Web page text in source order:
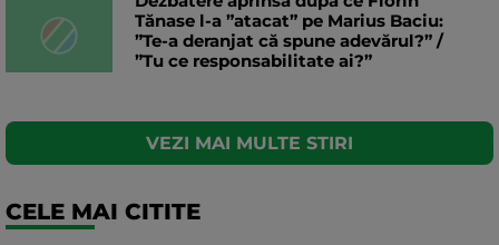
Tănase l-a ”atacat” pe Marius Baciu:
”Te-a deranjat că spune adevărul?” /
”Tu ce responsabilitate ai?”
VEZI MAI MULTE STIRI
CELE MAI CITITE